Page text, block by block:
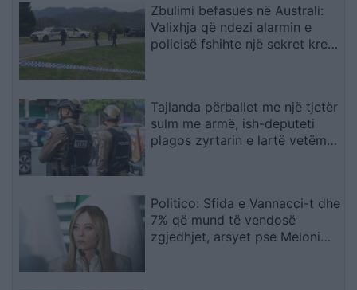
Zbulimi befasues në Australi:
Valixhja që ndezi alarmin e
policisë fshihte një sekret krejt
Tajlanda përballet me një tjetër
sulm me armë, ish-deputeti
plagos zyrtarin e lartë vetëm
Politico: Sfida e Vannacci-t dhe
7% që mund të vendosë
zgjedhjet, arsyet pse Meloni